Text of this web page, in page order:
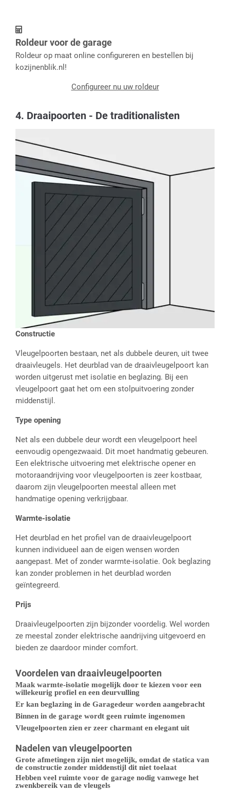
Roldeur voor de garage
Roldeur op maat online configureren en bestellen bij
kozijnenblik.nl!
Configureer nu uw roldeur
4. Draaipoorten - De traditionalisten
Constructie
Vleugelpoorten bestaan, net als dubbele deuren, uit twee
draaivleugels. Het deurblad van de draaivleugelpoort kan
worden uitgerust met isolatie en beglazing. Bij een
vleugelpoort gaat het om een stolpuitvoering zonder
middenstijl.
Type opening
Net als een dubbele deur wordt een vleugelpoort heel
eenvoudig opengezwaaid. Dit moet handmatig gebeuren.
Een elektrische uitvoering met elektrische opener en
motoraandrijving voor vleugelpoorten is zeer kostbaar,
daarom zijn vleugelpoorten meestal alleen met
handmatige opening verkrijgbaar.
Warmte-isolatie
Het deurblad en het profiel van de draaivleugelpoort
kunnen individueel aan de eigen wensen worden
aangepast. Met of zonder warmte-isolatie. Ook beglazing
kan zonder problemen in het deurblad worden
geïntegreerd.
Prijs
Draaivleugelpoorten zijn bijzonder voordelig. Wel worden
ze meestal zonder elektrische aandrijving uitgevoerd en
bieden ze daardoor minder comfort.
Voordelen van draaivleugelpoorten
Maak warmte-isolatie mogelijk door te kiezen voor een
willekeurig profiel en een deurvulling
Er kan beglazing in de Garagedeur worden aangebracht
Binnen in de garage wordt geen ruimte ingenomen
Vleugelpoorten zien er zeer charmant en elegant uit
Nadelen van vleugelpoorten
Grote afmetingen zijn niet mogelijk, omdat de statica van
de constructie zonder middenstijl dit niet toelaat
Hebben veel ruimte voor de garage nodig vanwege het
zwenkbereik van de vleugels